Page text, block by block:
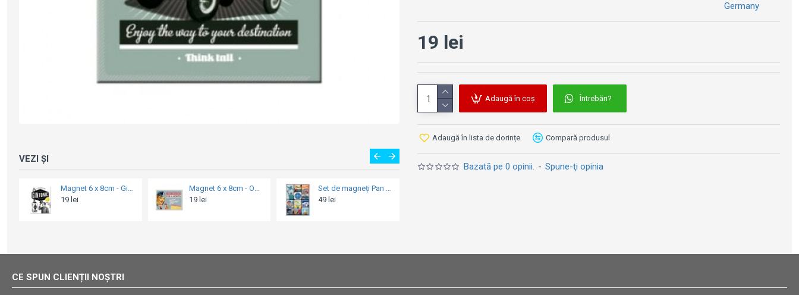
VEZI ȘI
Magnet 6 x 8cm - On a diet for a month - Am ținut regim o lună
19 lei
Set de magneți Pan Am - Travel The World - Sa Calatorim în Lume
49 lei
Magnet 6 x 8cm - Dog Food - Mancare de Catei
19 lei
Germany
Bazată pe 0 opinii. - Spune-ţi opinia
19 lei
Adaugă în coș Întrebări?
Adaugă în lista de dorințe Compară produsul
CE SPUN CLIENȚII NOȘTRI